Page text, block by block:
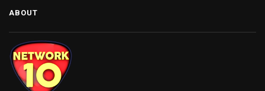
ABOUT